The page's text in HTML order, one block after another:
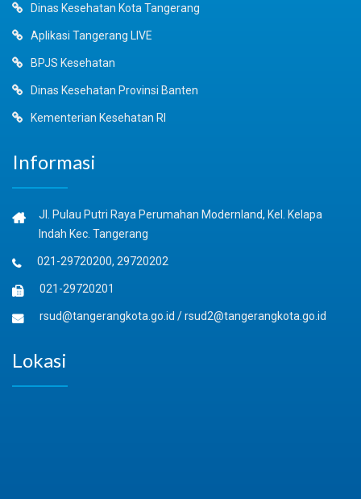
Dinas Kesehatan Kota Tangerang
Aplikasi Tangerang LIVE
BPJS Kesehatan
Dinas Kesehatan Provinsi Banten
Kementerian Kesehatan RI
Informasi
Jl. Pulau Putri Raya Perumahan Modernland, Kel. Kelapa
Indah Kec. Tangerang
021-29720200, 29720202
021-29720201
rsud@tangerangkota.go.id /rsud2@tangerangkota.go.id
Lokasi